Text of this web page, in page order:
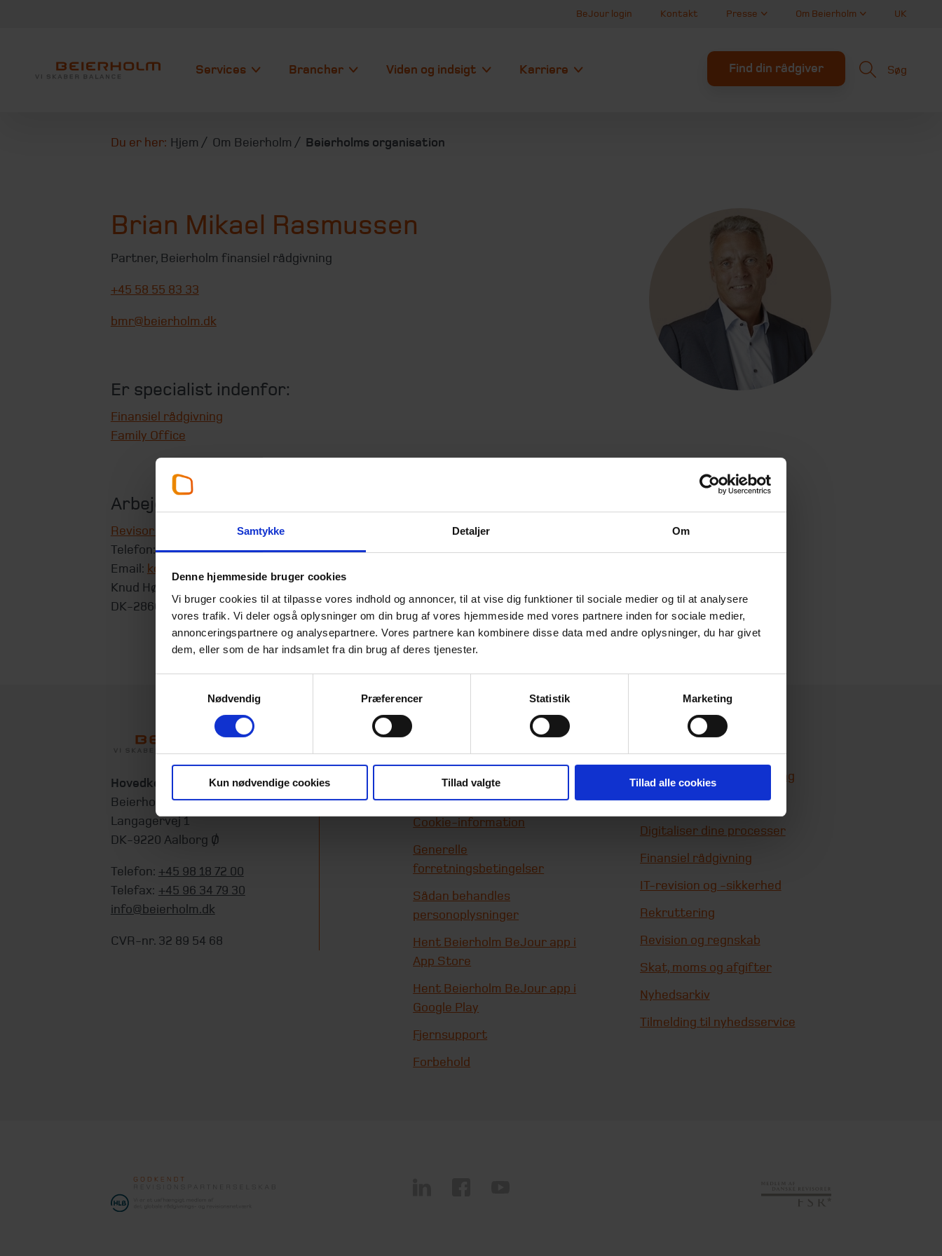
Samtykke Detaljer Om
Denne hjemmeside bruger cookies
Vi bruger cookies til at tilpasse vores indhold og annoncer, til at vise dig funktioner til sociale medier og til at analysere
vores trafik. Vi deler også oplysninger om din brug af vores hjemmeside med vores partnere inden for sociale medier,
annonceringspartnere og analysepartnere. Vores partnere kan kombinere disse data med andre oplysninger, du har givet
dem, eller som de har indsamlet fra din brug af deres tjenester.
Nødvendig
Præferencer Statistik Marketing
Kun nødvendige cookies Tillad valgte Tillad alle cookies
BeJour login Kontakt Presse Om Beierholm UK
Services Brancher Viden og indsigt Karriere Find din rådgiver Søg
Du er her: Hjem Om Beierholm Beierholms organisation
Brian Mikael Rasmussen
Partner, Beierholm finansiel rådgivning
+45 58 55 83 33
bmr@beierholm.dk
Er specialist indenfor:
Finansiel rådgivning
Family Office
Arbejder her:
Revisor København
Telefon:+45 39 16 76 00
Email: koebenhavn@beierholm.dk
Knud Højgaards Vej 9
DK-2860
Søborg
Hovedkontor
Beierholm
Langagervej 1
DK-9220 Aalborg Ø
Telefon: +45 98 18 72 00
Telefax: +45 96 34 79 30
info@beierholm.dk
CVR-nr. 32 89 54 68
Beierholms
Cookie-information
Generelle
forretningsbetingelser
Sådan behandles
personoplysninger
Hent Beierholm BeJour app i
App Store
Hent Beierholm BeJour app i
Google Play
Fjernsupport
Forbehold
Bæredygtighedsrådgivning
Corporate Finance
Digitaliser dine processer
Finansiel rådgivning
IT-revision og -sikkerhed
Rekruttering
Revision og regnskab
Skat, moms og afgifter
Nyhedsarkiv
Tilmelding til nyhedsservice